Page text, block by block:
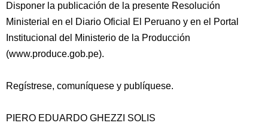
Disponer la publicación de la presente Resolución
Ministerial en el Diario Oficial El Peruano y en el Portal
Institucional del Ministerio de la Producción
(www.produce.gob.pe).
Regístrese, comuníquese y publíquese.
PIERO EDUARDO GHEZZI SOLIS